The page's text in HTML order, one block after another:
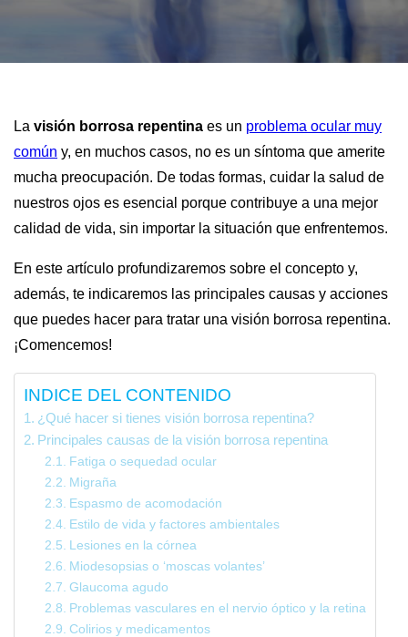
La visión borrosa repentina es un problema ocular muy
común y, en muchos casos, no es un síntoma que amerite
mucha preocupación. De todas formas, cuidar la salud de
nuestros ojos es esencial porque contribuye a una mejor
calidad de vida, sin importar la situación que enfrentemos.
En este artículo profundizaremos sobre el concepto y,
además, te indicaremos las principales causas y acciones
que puedes hacer para tratar una visión borrosa repentina.
¡Comencemos!
INDICE DEL CONTENIDO
¿Qué hacer si tienes visión borrosa repentina?
Principales causas de la visión borrosa repentina
Fatiga o sequedad ocular
Migraña
Espasmo de acomodación
Estilo de vida y factores ambientales
Lesiones en la córnea
Miodesopsias o ‘moscas volantes’
Glaucoma agudo
Problemas vasculares en el nervio óptico y la retina
Colirios y medicamentos